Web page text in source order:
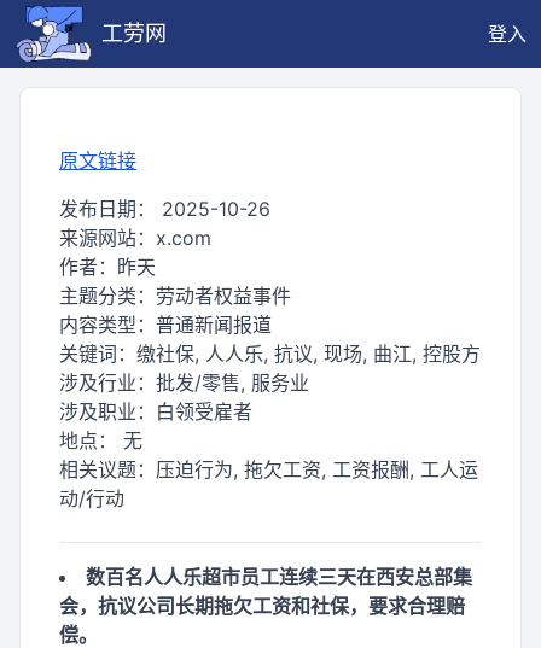
工劳网 登入
原文链接
发布日期： 2025-10-26
来源网站： x.com
作者： 昨天
主题分类： 劳动者权益事件
内容类型： 普通新闻报道
关键词： 缴社保, 人人乐, 抗议, 现场, 曲江, 控股方
涉及行业： 批发/零售, 服务业
涉及职业： 白领受雇者
地点： 无
相关议题： 压迫行为, 拖欠工资, 工资报酬, 工人运
动/行动
数百名人人乐超市员工连续三天在西安总部集
会，抗议公司长期拖欠工资和社保，要求合理赔
偿。